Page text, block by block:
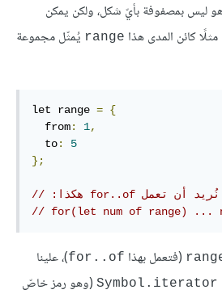
ليس بمصفوفة بأيّ شكل، ولكن يمكن
كائن المدى هذا range يُمثّل مجموعة
let range = {
  from
: 1,
  to
:
5
};
// ‫‏نُريد أن تعمل for..of هكذا:
// for(let num of range) ...
(فتعمل بهذا for..of)، علينا
Symbol.iterator (وهو رمز خاصّ